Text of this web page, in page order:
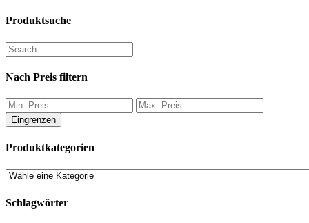
Produktsuche
Nach Preis filtern
Eingrenzen
Produktkategorien
Schlagwörter